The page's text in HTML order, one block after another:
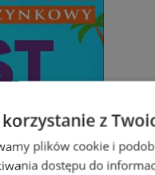
z
plików cookie i
dostępu do